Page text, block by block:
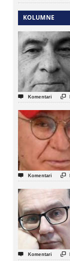
KOLUMNE
 Komentari 
 Komentari 
 Komentari 